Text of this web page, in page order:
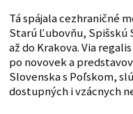
Tá spájala cezhraničné
Starú Ľubovňu, Spišskú
až do Krakova. Via
po novovek a
Slovenska s Poľskom,
dostupných i vzácnych